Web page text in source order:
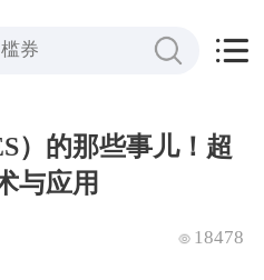
）的那些事儿！超
与应用
18478